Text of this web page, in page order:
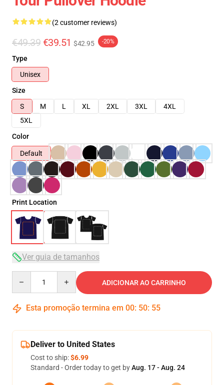
(2 customer reviews)
€49.39 €39.51 $42.95 -20%
Type
Unisex
Size
S
M L XL 2XL 3XL
4XL
5XL
Color
Default
Print Location
Ver guia de tamanhos
ADICIONAR AO CARRINHO
Esta promoção termina em 00: 50: 54
Deliver to United States
Cost to ship:$6.99
Standard - Order today to get byAug. 17 - Aug. 24